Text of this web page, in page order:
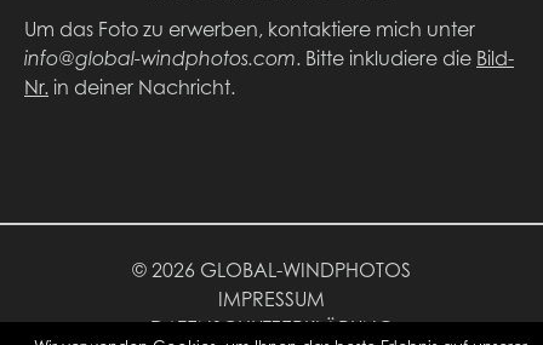
Um das Foto zu erwerben, kontaktiere mich unter
info@global-windphotos.com. Bitte inkludiere die Bild-
Nr. in deiner Nachricht.
© 2026 GLOBAL-WINDPHOTOS
IMPRESSUM
DATENSCHUTZERKLÄRUNG